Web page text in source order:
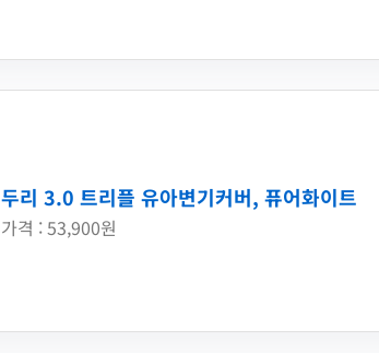
두리 3.0 트리플 유아변기커버, 퓨어화이트
가격 : 53,900원